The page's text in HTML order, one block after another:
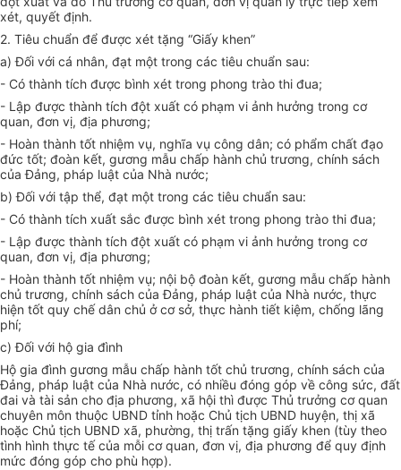
xét, quyết định.
2. Tiêu chuẩn để được xét tặng “Giấy khen”
a) Đối với cá nhân, đạt một trong các tiêu chuẩn sau:
- Có thành tích được bình xét trong phong trào thi đua;
- Lập được thành tích đột xuất có phạm vi ảnh hưởng trong cơ
quan, đơn vị, địa phương;
- Hoàn thành tốt nhiệm vụ, nghĩa vụ công dân; có phẩm chất đạo
đức tốt; đoàn kết, gương mẫu chấp hành chủ trương, chính sách
của Đảng, pháp luật của Nhà nước;
b) Đối với tập thể, đạt một trong các tiêu chuẩn sau:
- Có thành tích xuất sắc được bình xét trong phong trào thi đua;
- Lập được thành tích đột xuất có phạm vi ảnh hưởng trong cơ
quan, đơn vị, địa phương;
- Hoàn thành tốt nhiệm vụ; nội bộ đoàn kết, gương mẫu chấp hành
chủ trương, chính sách của Đảng, pháp luật của Nhà nước, thực
hiện tốt quy chế dân chủ ở cơ sở, thực hành tiết kiệm, chống lãng
phí;
c) Đối với hộ gia đình
Hộ gia đình gương mẫu chấp hành tốt chủ trương, chính sách của
Đảng, pháp luật của Nhà nước, có nhiều đóng góp về công sức, đất
đai và tài sản cho địa phương, xã hội thì được Thủ trưởng cơ quan
chuyên môn thuộc UBND tỉnh hoặc Chủ tịch UBND huyện, thị xã
hoặc Chủ tịch UBND xã, phường, thị trấn tặng giấy khen (tùy theo
tình hình thực tế của mỗi cơ quan, đơn vị, địa phương để quy định
mức đóng góp cho phù hợp).